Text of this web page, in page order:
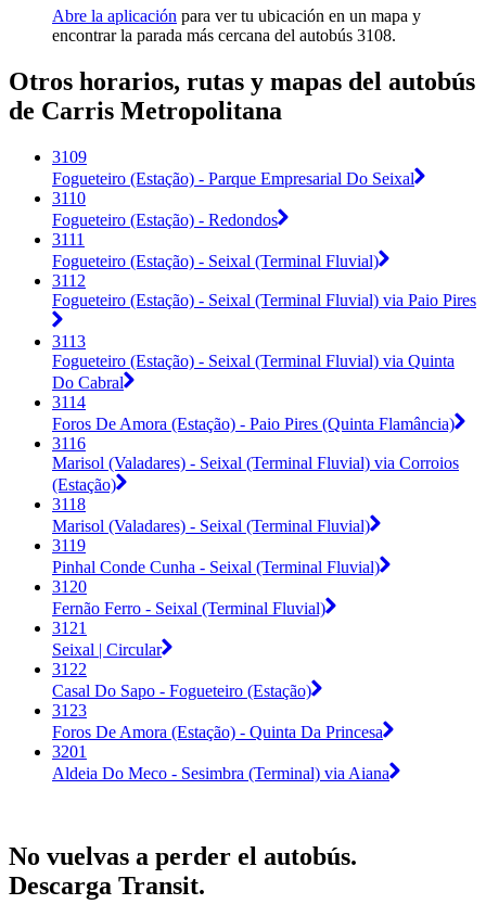
Abre la aplicación para ver tu ubicación en un mapa y
encontrar la parada más cercana del autobús 3108.
Otros horarios, rutas y mapas del autobús
de Carris Metropolitana
3109
Fogueteiro (Estação) - Parque Empresarial Do Seixal
3110
Fogueteiro (Estação) - Redondos
3111
Fogueteiro (Estação) - Seixal (Terminal Fluvial)
3112
Fogueteiro (Estação) - Seixal (Terminal Fluvial) via Paio Pires
3113
Fogueteiro (Estação) - Seixal (Terminal Fluvial) via Quinta
Do Cabral
3114
Foros De Amora (Estação) - Paio Pires (Quinta Flamância)
3116
Marisol (Valadares) - Seixal (Terminal Fluvial) via Corroios
(Estação)
3118
Marisol (Valadares) - Seixal (Terminal Fluvial)
3119
Pinhal Conde Cunha - Seixal (Terminal Fluvial)
3120
Fernão Ferro - Seixal (Terminal Fluvial)
3121
Seixal | Circular
3122
Casal Do Sapo - Fogueteiro (Estação)
3123
Foros De Amora (Estação) - Quinta Da Princesa
3201
Aldeia Do Meco - Sesimbra (Terminal) via Aiana
No vuelvas a perder el autobús.
Descarga Transit.